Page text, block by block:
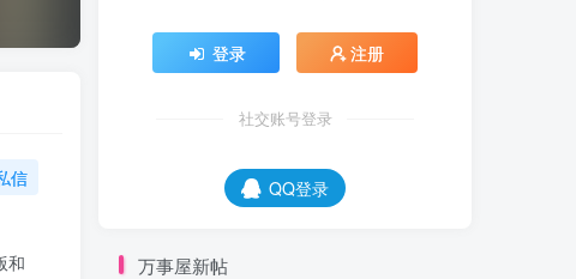
信
和
登录 注册
社交账号登录
QQ登录
万事屋新帖